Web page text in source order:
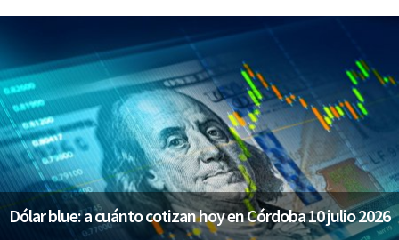
Dólar blue: a cuánto cotizan hoy en Córdoba 10 julio 2026